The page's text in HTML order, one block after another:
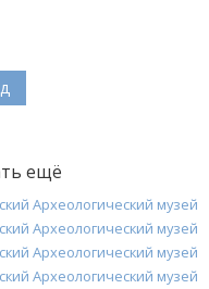
ещё
Археологический музей
Археологический музей
Археологический музей
Археологический музей